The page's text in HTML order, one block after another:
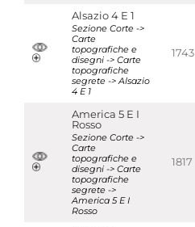
Alsazio 4 E 1
Sezione Corte ->
Carte
topografiche e
disegni -> Carte
topografiche
segrete -> Alsazio
4 E 1
1743
America 5 E I
Rosso
Sezione Corte ->
Carte
topografiche e
disegni -> Carte
topografiche
segrete ->
America 5 E I
Rosso
1817